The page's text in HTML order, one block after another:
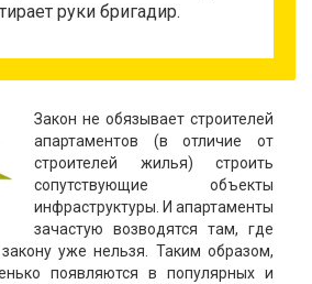
руки бригадир.
Закон не обязывает строителей
апартаментов (в отличие от
строителей жилья) строить
сопутствующие объекты
инфраструктуры. И апартаменты
зачастую возводятся там, где
уже нельзя. Таким образом,
появляются в популярных и